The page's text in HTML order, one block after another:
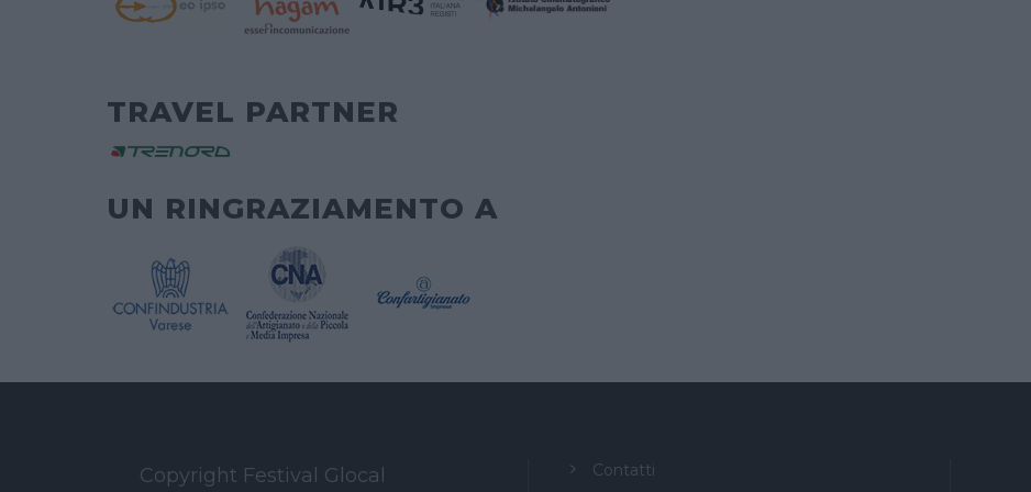
TRAVEL PARTNER
UN RINGRAZIAMENTO A
Copyright Festival Glocal Contatti